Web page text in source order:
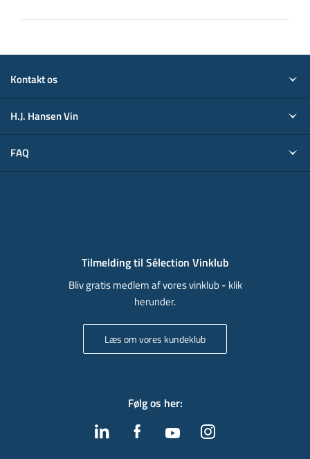
Kontakt os
H.J. Hansen Vin
FAQ
Tilmelding til Sélection Vinklub
Bliv gratis medlem af vores vinklub - klik
herunder.
Læs om vores kundeklub
Følg os her: